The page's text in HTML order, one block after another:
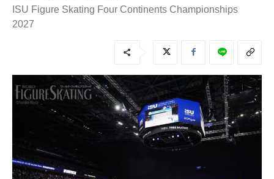
ISU Figure Skating Four Continents Championships
2027